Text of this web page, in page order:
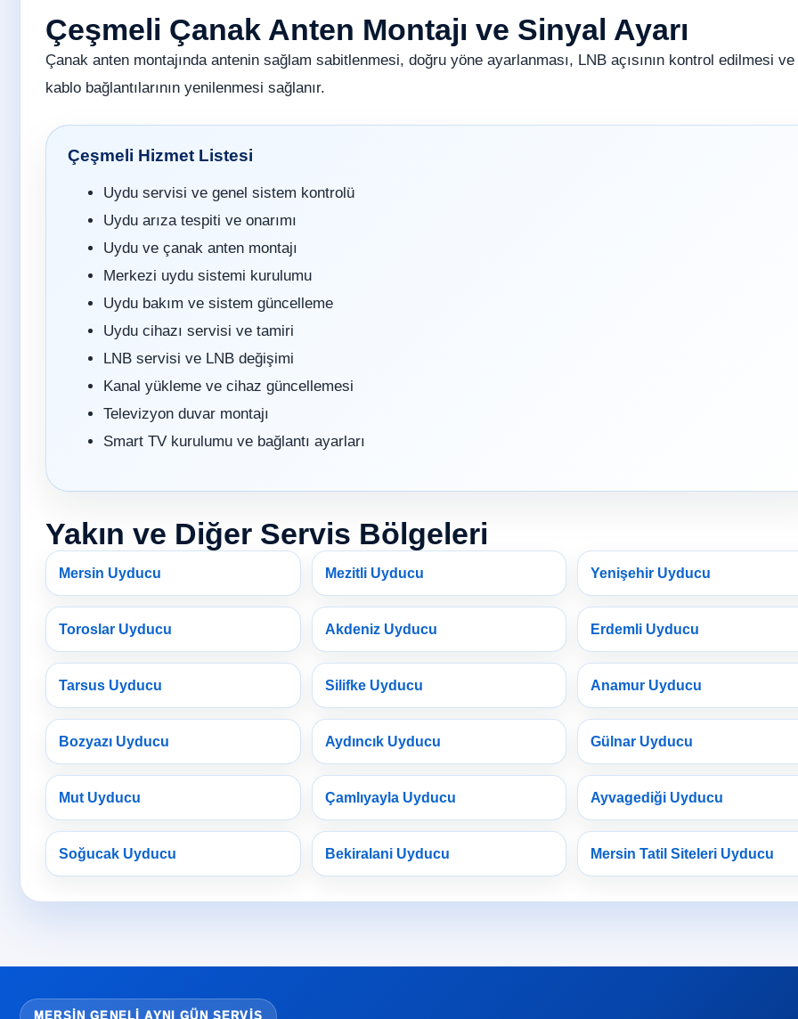
Çeşmeli Çanak Anten Montajı ve Sinyal Ayarı
Çanak anten montajında antenin sağlam sabitlenmesi, doğru yöne ayarlanması, LNB açısının kontrol edilmesi ve
kablo bağlantılarının yenilenmesi sağlanır.
Çeşmeli Hizmet Listesi
Uydu servisi ve genel sistem kontrolü
Uydu arıza tespiti ve onarımı
Uydu ve çanak anten montajı
Merkezi uydu sistemi kurulumu
Uydu bakım ve sistem güncelleme
Uydu cihazı servisi ve tamiri
LNB servisi ve LNB değişimi
Kanal yükleme ve cihaz güncellemesi
Televizyon duvar montajı
Smart TV kurulumu ve bağlantı ayarları
Yakın ve Diğer Servis Bölgeleri
Mersin Uyducu Mezitli Uyducu Yenişehir Uyducu
Toroslar Uyducu Akdeniz Uyducu Erdemli Uyducu
Tarsus Uyducu Silifke Uyducu Anamur Uyducu
Bozyazı Uyducu Aydıncık Uyducu Gülnar Uyducu
Mut Uyducu Çamlıyayla Uyducu Ayvagediği Uyducu
Soğucak Uyducu Bekiralani Uyducu Mersin Tatil Siteleri Uyducu
MERSIN GENELI AYNI GÜN SERVIS